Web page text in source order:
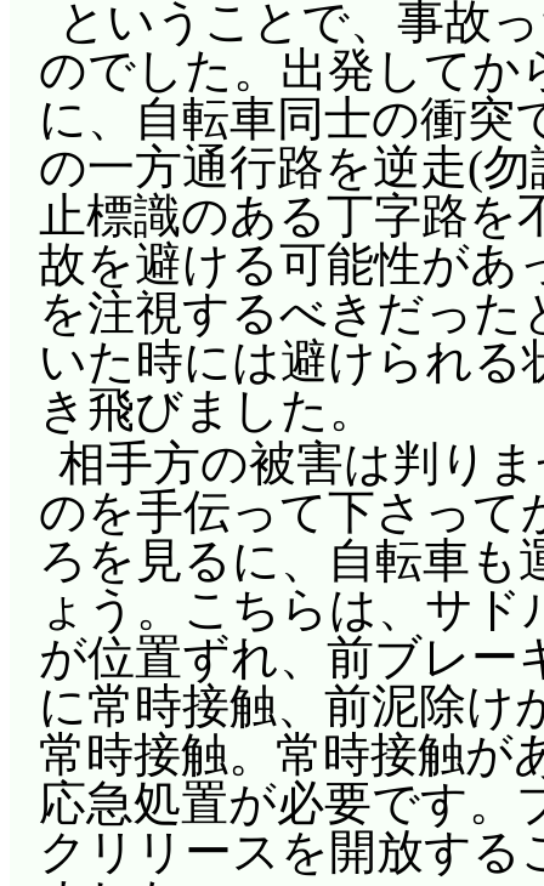
ということで、事故
のでした。出発してか
に、自転車同士の衝突
の一方通行路を逆走(
止標識のある丁字路を
故を避ける可能性があ
を注視するべきだっ
いた時には避けられる
き飛びました。
相手方の被害は判り
のを手伝って下さって
ろを見るに、自転車も
ょう。こちらは、サ
が位置ずれ、前ブレー
に常時接触、前泥除け
常時接触。常時接触が
応急処置が必要です。
クリリースを開放す